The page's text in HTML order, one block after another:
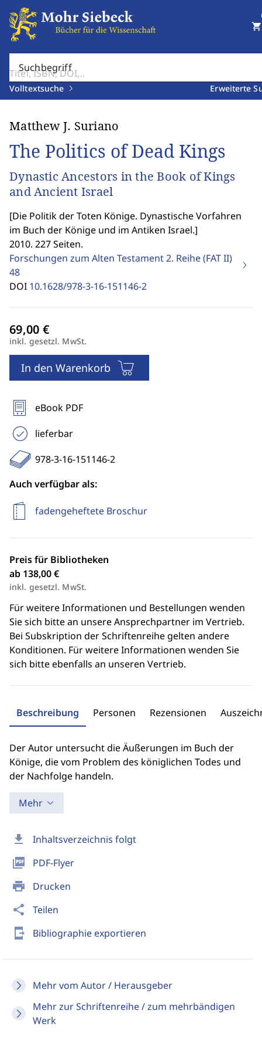
Suchbegriff
Volltextsuche Erweiterte
shopping_cart
download Inhaltsverzeichnis folgt
picture_as_pdf PDF-Flyer
print Drucken
share Teilen
send_to_mobile Bibliographie exportieren
Mehr vom Autor / Herausgeber
Mehr zur Schriftenreihe / zum mehrbändigen
Werk
Matthew J. Suriano
The Politics of Dead Kings
Dynastic Ancestors in the Book of Kings
and Ancient Israel
[Die Politik der Toten Könige. Dynastische Vorfahren
im Buch der Könige und im Antiken Israel.]
2010. 227 Seiten.
Forschungen zum Alten Testament 2. Reihe (FAT II)
48
DOI 10.1628/978-3-16-151146-2
inkl. gesetzl. MwSt.
In den Warenkorb
eBook PDF
lieferbar
978-3-16-151146-2
Auch verfügbar als:
fadengeheftete Broschur
Preis für Bibliotheken
ab 138,00 €
inkl. gesetzl. MwSt.
Für weitere Informationen und Bestellungen wenden
Sie sich bitte an unsere Ansprechpartner im Vertrieb.
Bei Subskription der Schriftenreihe gelten andere
Konditionen. Für weitere Informationen wenden Sie
sich bitte ebenfalls an unseren Vertrieb.
Beschreibung Personen Rezensionen
Der Autor untersucht die Äußerungen im Buch der
Könige, die vom Problem des königlichen Todes und
der Nachfolge handeln.
Mehr